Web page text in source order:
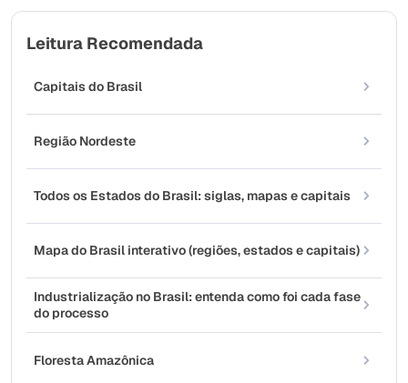
Leitura Recomendada
Capitais do Brasil
Região Nordeste
Todos os Estados do Brasil: siglas, mapas e capitais
Mapa do Brasil interativo (regiões, estados e capitais)
Industrialização no Brasil: entenda como foi cada fase
do processo
Floresta Amazônica